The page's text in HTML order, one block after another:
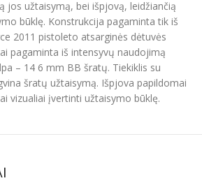
jos užtaisymą, bei išpjovą, leidžiančią
būklę. Konstrukcija pagaminta tik iš
2011 pistoleto atsarginės dėtuvės
pagaminta iš intensyvų naudojimą
– 14 6 mm BB šratų. Tiekiklis su
šratų užtaisymą. Išpjova papildomai
vizualiai įvertinti užtaisymo būklę.